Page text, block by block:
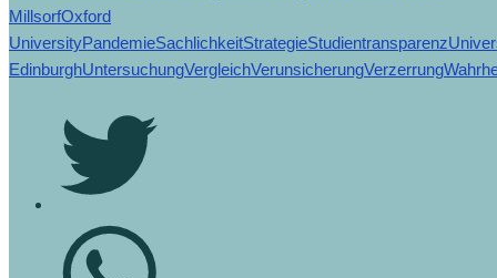
MillsorfOxford
UniversityPandemieSachlichkeitStrategieStudientransparenz
EdinburghUntersuchungVergleichVerunsicherungVerzerrung